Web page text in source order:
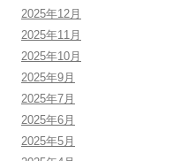
2025年12月
2025年11月
2025年10月
2025年9月
2025年7月
2025年6月
2025年5月